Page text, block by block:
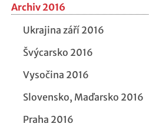
Archiv 2016
Ukrajina září 2016
Švýcarsko 2016
Vysočina 2016
Slovensko, Maďarsko 2016
Praha 2016